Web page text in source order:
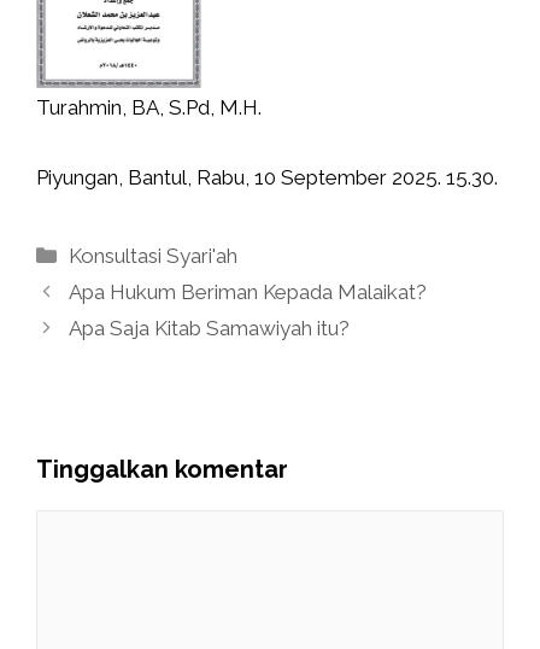
Turahmin, BA, S.Pd, M.H.
Piyungan, Bantul, Rabu, 10 September 2025. 15.30.
Kategori
Konsultasi Syari'ah
Apa Hukum Beriman Kepada Malaikat?
Apa Saja Kitab Samawiyah itu?
Tinggalkan komentar